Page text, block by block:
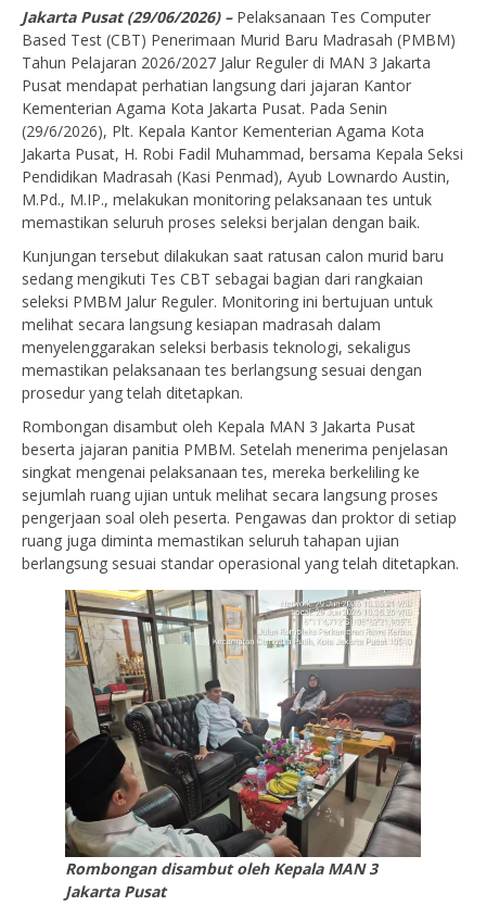
Jakarta Pusat (29/06/2026) – Pelaksanaan Tes Computer
Based Test (CBT) Penerimaan Murid Baru Madrasah (PMBM)
Tahun Pelajaran 2026/2027 Jalur Reguler di MAN 3 Jakarta
Pusat mendapat perhatian langsung dari jajaran Kantor
Kementerian Agama Kota Jakarta Pusat. Pada Senin
(29/6/2026), Plt. Kepala Kantor Kementerian Agama Kota
Jakarta Pusat, H. Robi Fadil Muhammad, bersama Kepala Seksi
Pendidikan Madrasah (Kasi Penmad), Ayub Lownardo Austin,
M.Pd., M.IP., melakukan monitoring pelaksanaan tes untuk
memastikan seluruh proses seleksi berjalan dengan baik.
Kunjungan tersebut dilakukan saat ratusan calon murid baru
sedang mengikuti Tes CBT sebagai bagian dari rangkaian
seleksi PMBM Jalur Reguler. Monitoring ini bertujuan untuk
melihat secara langsung kesiapan madrasah dalam
menyelenggarakan seleksi berbasis teknologi, sekaligus
memastikan pelaksanaan tes berlangsung sesuai dengan
prosedur yang telah ditetapkan.
Rombongan disambut oleh Kepala MAN 3 Jakarta Pusat
beserta jajaran panitia PMBM. Setelah menerima penjelasan
singkat mengenai pelaksanaan tes, mereka berkeliling ke
sejumlah ruang ujian untuk melihat secara langsung proses
pengerjaan soal oleh peserta. Pengawas dan proktor di setiap
ruang juga diminta memastikan seluruh tahapan ujian
berlangsung sesuai standar operasional yang telah ditetapkan.
Rombongan disambut oleh Kepala MAN 3
Jakarta Pusat